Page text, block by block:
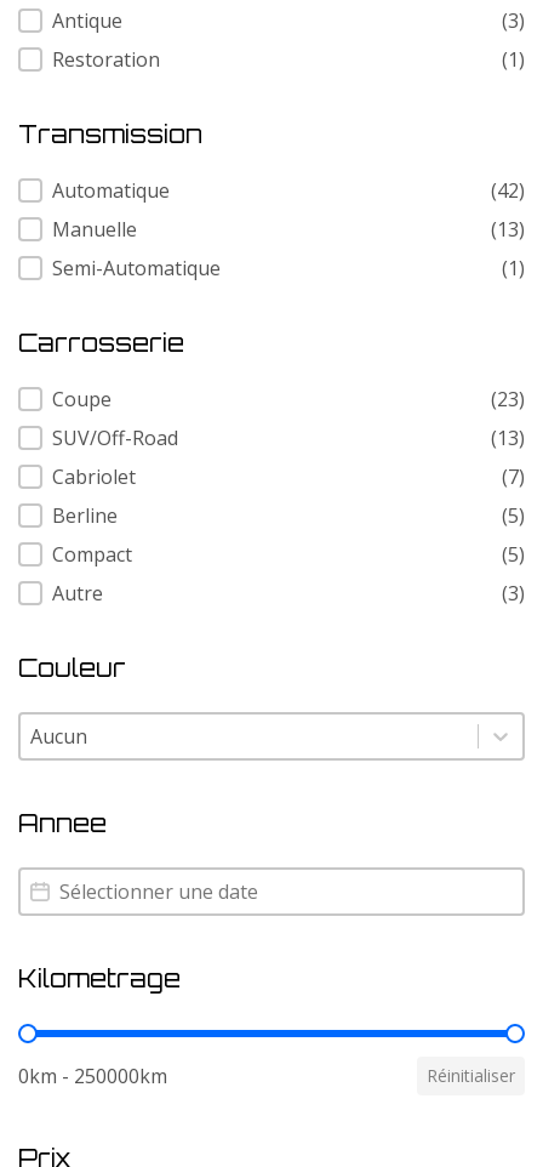
Antique
(3)
Restoration
(1)
Transmission
Transmission
Automatique
(42)
Manuelle
(13)
Semi-Automatique
(1)
Carrosserie
Carrosserie
Coupe
(23)
SUV/Off-Road
(13)
Cabriolet
(7)
Berline
(5)
Compact
(5)
Autre
(3)
Couleur
Couleur
Couleur
Annee
Annee
Annee
Kilometrage
Kilometrage
0km - 250000km Réinitialiser
Prix